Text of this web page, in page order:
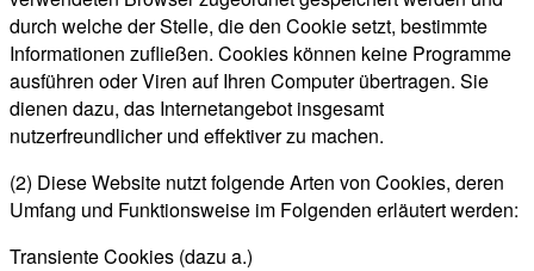
durch welche der Stelle, die den Cookie setzt, bestimmte
Informationen zufließen. Cookies können keine Programme
ausführen oder Viren auf Ihren Computer übertragen. Sie
dienen dazu, das Internetangebot insgesamt
nutzerfreundlicher und effektiver zu machen.
(2) Diese Website nutzt folgende Arten von Cookies, deren
Umfang und Funktionsweise im Folgenden erläutert werden:
Transiente Cookies (dazu a.)